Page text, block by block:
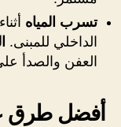
تسرب المياه
الداخلي للمبنى.
العفن والصدأ
أفضل طرق